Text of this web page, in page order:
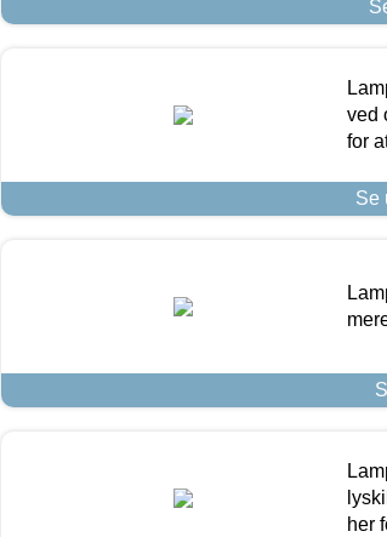
ved
for
Se
her